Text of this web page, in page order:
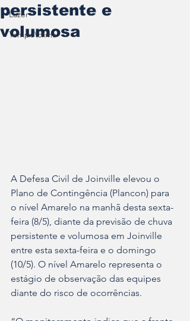
Lazer
Tempo\clima
persistente e
volumosa
A Defesa Civil de Joinville elevou o
Plano de Contingência (Plancon) para
o nível Amarelo na manhã desta sexta-
feira (8/5), diante da previsão de chuva
persistente e volumosa em Joinville
entre esta sexta-feira e o domingo
(10/5). O nível Amarelo representa o
estágio de observação das equipes
diante do risco de ocorrências.